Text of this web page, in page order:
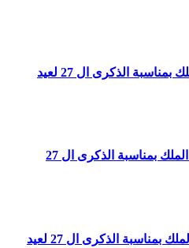
مريم كرودي تهنئ جلالة الملك بمناسبة الذكرى ال 27 لعيد
لطيفة بن حضار تهنئ جلالة الملك بمناسبة الذكرى ال 27
سارة الشتوكي تهنئ جلالة الملك بمناسبة الذكرى ال 27 لعيد